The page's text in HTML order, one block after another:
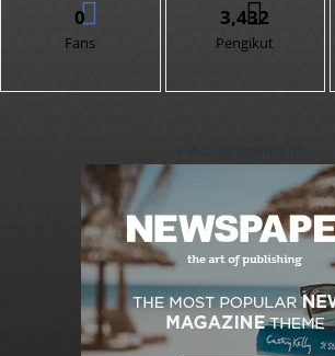
0
Fans
3,432
Pengikut